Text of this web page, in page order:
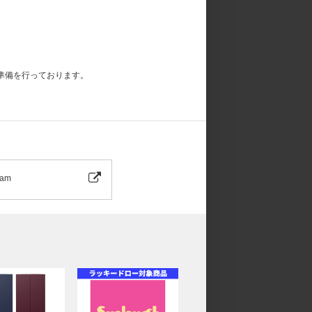
着用している存在感のある衣装のセルフィー
では特典の絵柄が異なります。
コンパクト盤6形態セット、コンパクト盤単
定絵柄「メンバー別セルフィーフォトカー
備を行っております。